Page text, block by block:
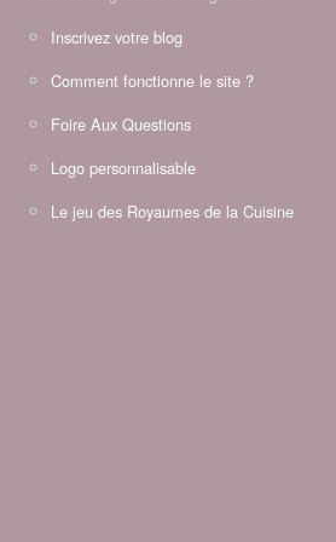
Inscrivez votre blog
Comment fonctionne le site ?
Foire Aux Questions
Logo personnalisable
Le jeu des Royaumes de la Cuisine